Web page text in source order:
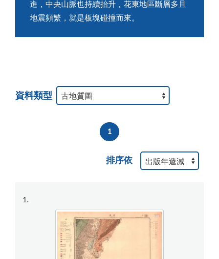
進，中央山脈也持續抬升，花東地區斷層多且
地震頻繁，就是板塊碰撞而來。
資料類型
1
排序依
1